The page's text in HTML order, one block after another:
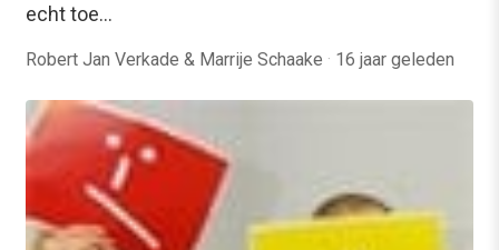
echt toe…
Robert Jan Verkade & Marrije Schaake · 16 jaar geleden